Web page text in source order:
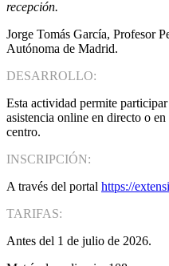
recepción.
Jorge Tomás García, Profesor
Autónoma de Madrid.
DESARROLLO:
Esta actividad permite
asistencia online en directo o
centro.
INSCRIPCIÓN:
A través del portal https://
TARIFAS:
Antes del 1 de julio de 2026.